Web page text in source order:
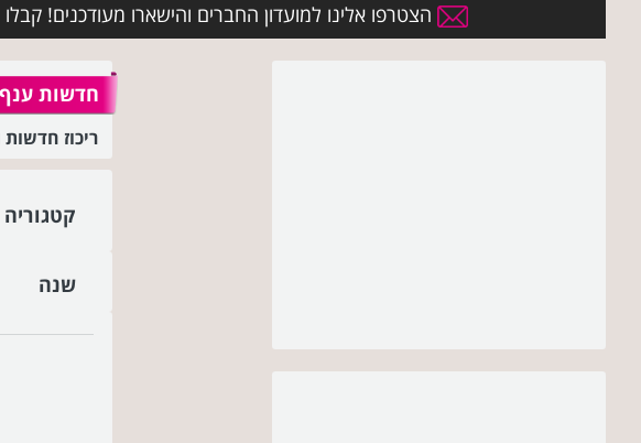
הצטרפו אלינו למועדון החברים והישארו מעודכנים! קבלו
חדשות
ריכוז
קטגוריה
שנה